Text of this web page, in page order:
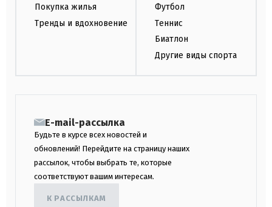
Покупка жилья
Тренды и вдохновение
Футбол
Теннис
Биатлон
Другие виды спорта
E-mail-рассылка
Будьте в курсе всех новостей и
обновлений! Перейдите на страницу наших
рассылок, чтобы выбрать те, которые
соответствуют вашим интересам.
К РАССЫЛКАМ